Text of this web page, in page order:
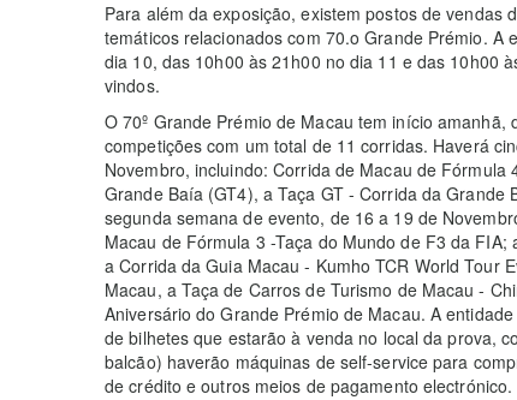
Para além da exposição, existem postos de
temáticos relacionados com 70.o Grande Prémio. A
dia 10, das 10h00 às 21h00 no dia 11 e das 10h00
vindos.
O 70º Grande Prémio de Macau tem início
competições com um total de 11 corridas. Haverá
Novembro, incluindo: Corrida de Macau de Fórmula
Grande Baía (GT4), a Taça GT - Corrida da
segunda semana de evento, de 16 a 19 de
Macau de Fórmula 3 -Taça do Mundo de F3 da
a Corrida da Guia Macau - Kumho TCR World Tour
Macau, a Taça de Carros de Turismo de Macau -
Aniversário do Grande Prémio de Macau. A
de bilhetes que estarão à venda no local da prova,
balcão) haverão máquinas de self-service para
de crédito e outros meios de pagamento electrónico.